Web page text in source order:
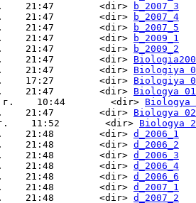
21:47        <dir>
b_2007_3
21:47        <dir>
b_2007_4
21:47        <dir>
b_2007_5
21:47        <dir>
b_2009_1
21:47        <dir>
b_2009_2
21:47        <dir>
21:47        <dir>
Biologiya
17:27        <dir>
Biologiya
21:47        <dir>
Biologya
10:44        <dir>
Biologya
21:47        <dir>
Biologya
11:52        <dir>
Biologya
21:48        <dir>
d_2006_1
21:48        <dir>
d_2006_2
21:48        <dir>
d_2006_3
21:48        <dir>
d_2006_4
21:48        <dir>
d_2006_6
21:48        <dir>
d_2007_1
21:48        <dir>
d_2007_2